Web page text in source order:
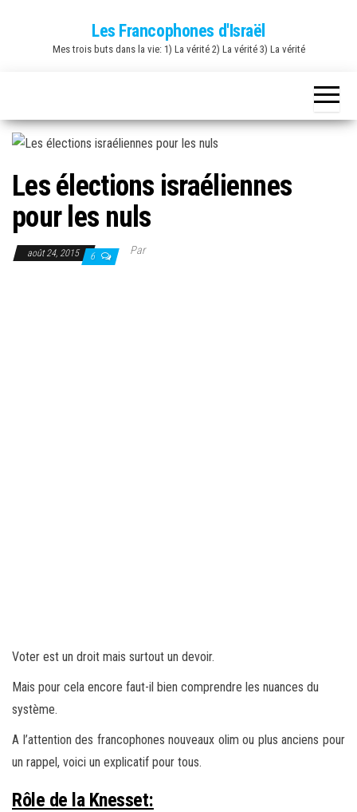
Les Francophones d'Israël
Mes trois buts dans la vie: 1) La vérité 2) La vérité 3) La vérité
Les élections israéliennes
pour les nuls
août 24, 2015 6 Par
Voter est un droit mais surtout un devoir.
Mais pour cela encore faut-il bien comprendre les nuances du
système.
A l’attention des francophones nouveaux olim ou plus anciens pour
un rappel, voici un explicatif pour tous.
Rôle de la Knesset: